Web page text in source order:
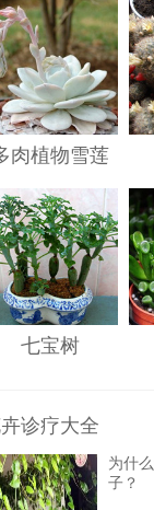
肉植物雪莲
七宝树
诊疗大全
为什
子？